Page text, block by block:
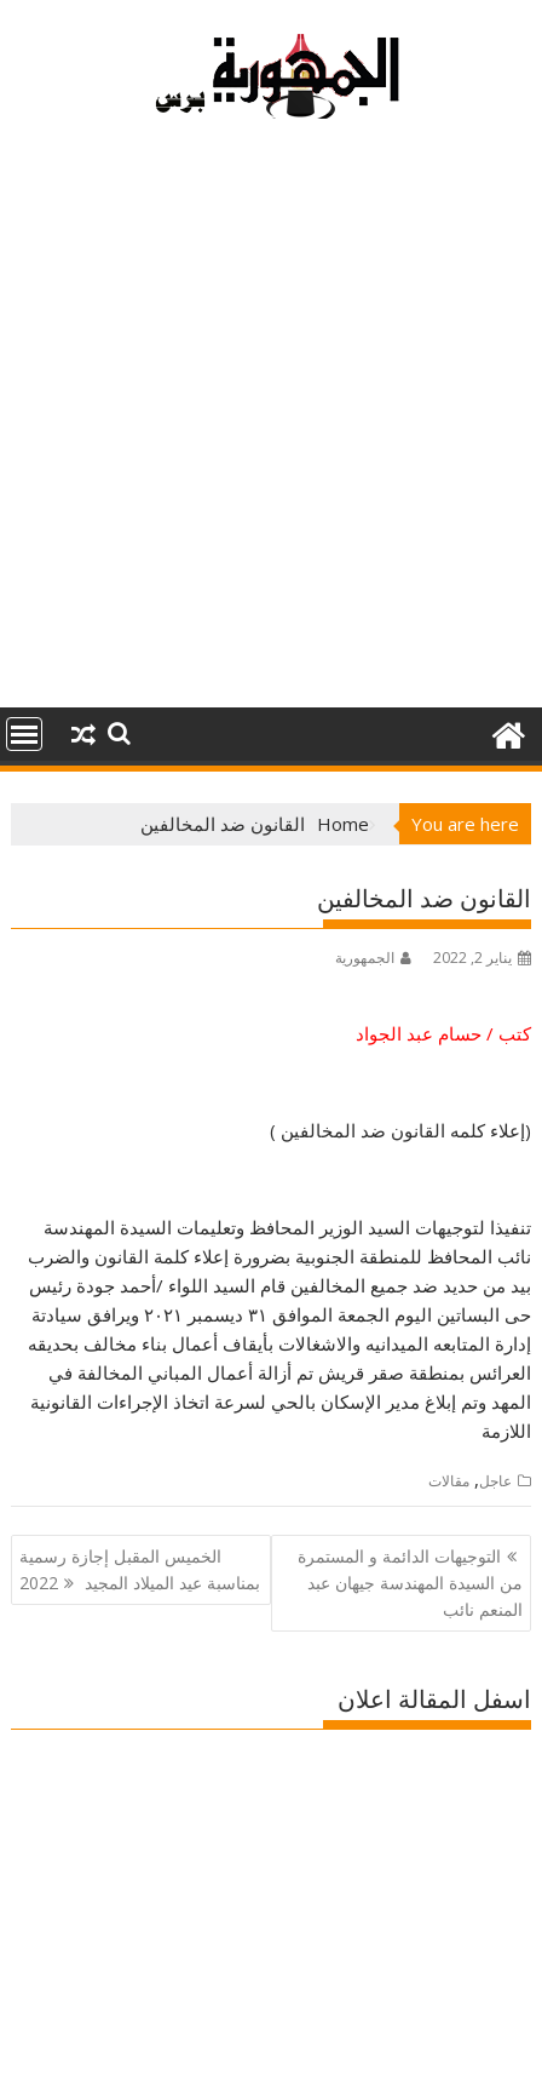
You are here
Home القانون ضد المخالفين
القانون ضد المخالفين
يناير 2, 2022 الجمهورية
كتب / حسام عبد الجواد
(إعلاء كلمه القانون ضد المخالفين )
تنفيذا لتوجيهات السيد الوزير المحافظ وتعليمات السيدة المهندسة
نائب المحافظ للمنطقة الجنوبية بضرورة إعلاء كلمة القانون والضرب
بيد من حديد ضد جميع المخالفين قام السيد اللواء /أحمد جودة رئيس
حى البساتين اليوم الجمعة الموافق ٣١ ديسمبر ٢٠٢١ ويرافق سيادتة
إدارة المتابعه الميدانيه والاشغالات بأيقاف أعمال بناء مخالف بحديقه
العرائس بمنطقة صقر قريش تم أزالة أعمال المباني المخالفة في
المهد وتم إبلاغ مدير الإسكان بالحي لسرعة اتخاذ الإجراءات القانونية
اللازمة
عاجل,مقالات
تصفّح
المقالات
التوجيهات الدائمة و المستمرة
من السيدة المهندسة جيهان عبد
المنعم نائب
الخميس المقبل إجازة رسمية
بمناسبة عيد الميلاد المجيد 2022
اسفل المقالة اعلان